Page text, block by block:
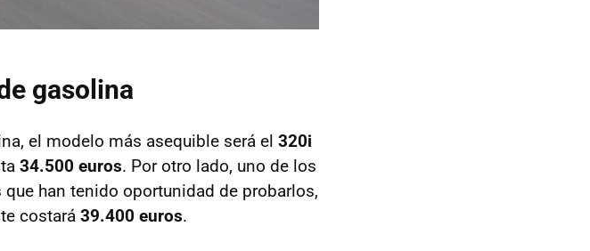
gasolina
el modelo más asequible será el 320i
34.500 euros. Por otro lado, uno de los
han tenido oportunidad de probarlos,
costará 39.400 euros.